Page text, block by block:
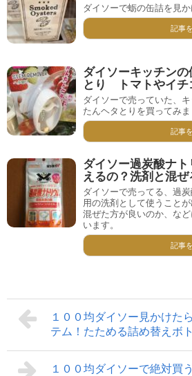
ダイソーで蛎の缶詰を見か
記事
ダイソーキッチン
とり トマトやイチ
ダイソーで売っていた、
たんヘタとりを買ってみま
記事
ダイソー過炭酸ナ
えるの？洗剤と混ぜ
ダイソーで売ってる、過
用の洗剤として使うこと
混ぜた方が良いのか、な
います。
記事
１００均ダイソー見かけた
テム！たためる詰め替えボ
１００均ダイソーで絶対買